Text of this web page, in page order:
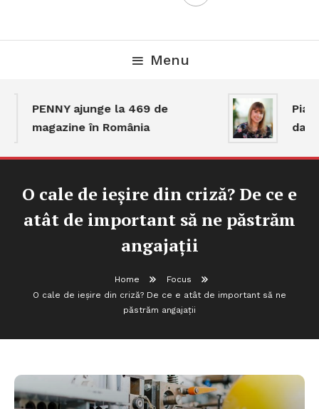
Menu
PENNY ajunge la 469 de
magazine în România
dar
O cale de ieșire din criză? De ce e
atât de important să ne păstrăm
angajații
Home
Focus
O cale de ieșire din criză? De ce e atât de important să ne
păstrăm angajații